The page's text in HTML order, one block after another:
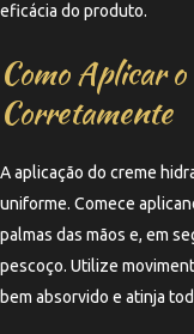
eficácia do produto.
Como Aplicar
Corretamente
A aplicação do creme
uniforme. Comece
palmas das mãos e, em
pescoço. Utilize
bem absorvido e atinja